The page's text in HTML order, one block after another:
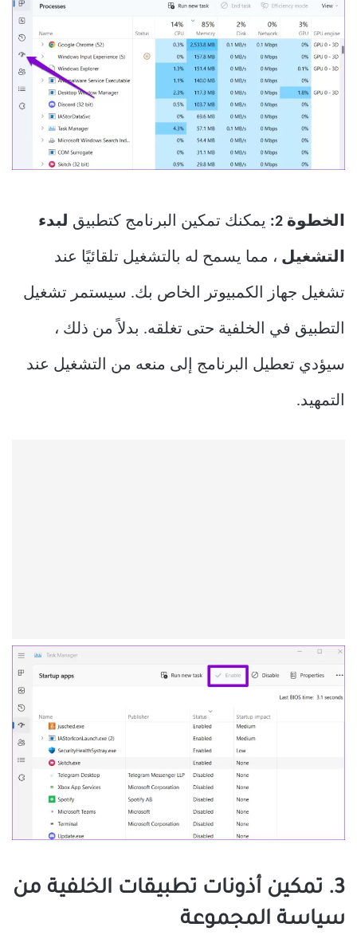
الخطوة 2: يمكنك تمكين البرنامج كتطبيق لبدء
التشغيل ، مما يسمح له بالتشغيل تلقائيًا عند
تشغيل جهاز الكمبيوتر الخاص بك. سيستمر تشغيل
التطبيق في الخلفية حتى تغلقه. بدلاً من ذلك ،
سيؤدي تعطيل البرنامج إلى منعه من التشغيل عند
التمهيد.
3. تمكين أذونات تطبيقات الخلفية من
سياسة المجموعة